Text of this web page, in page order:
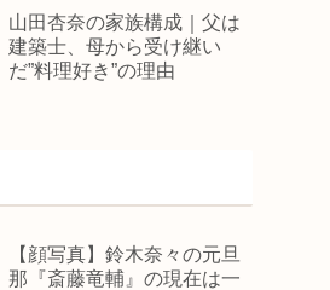
山田杏奈の家族構成｜父は
建築士、母から受け継い
だ”料理好き”の理由
【顔写真】鈴木奈々の元旦
那『斎藤竜輔』の現在は一